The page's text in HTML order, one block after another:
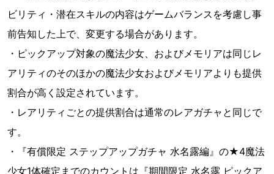
ビリティ・潜在スキルの内容はゲームバランスを考慮し事
前告知した上で、変更する場合があります。
・ピックアップ対象の魔法少女、およびメモリアは同じレ
アリティのそのほかの魔法少女およびメモリアよりも提供
割合が高く設定されています。
・レアリティごとの提供割合は通常のレアガチャと同じで
す。
・『有償限定 ステップアップガチャ 水名露編』の★4魔法
少女1体確定までのカウントは『期間限定 水名露 ピックア